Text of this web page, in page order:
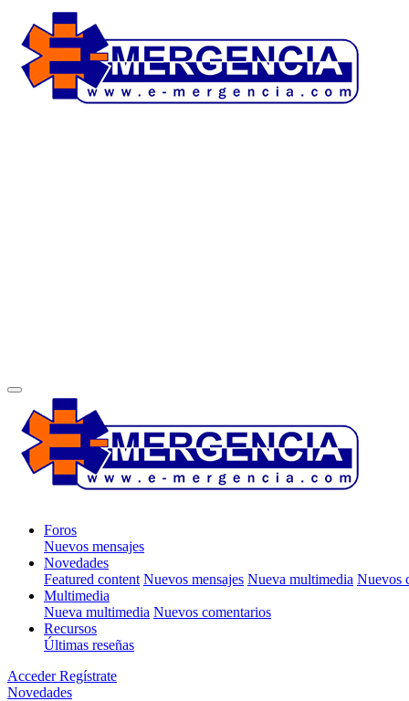
Foros
Nuevos mensajes
Novedades
Featured content Nuevos mensajes Nueva multimedia Nuevos
Multimedia
Nueva multimedia Nuevos comentarios
Recursos
Últimas reseñas
Acceder Regístrate
Novedades